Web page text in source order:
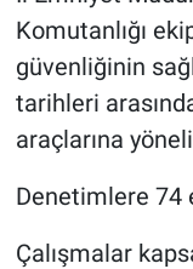
Komutanlığı
güvenliğinin
tarihleri
araçlarına
Denetimlere 74
Çalışmalar